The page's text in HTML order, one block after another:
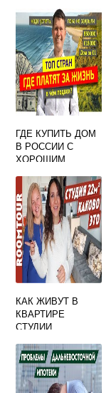
ГДЕ КУПИТЬ ДОМ
В РОССИИ С
ХОРОШИМ
КАК ЖИВУТ В
КВАРТИРЕ
СТУДИИ